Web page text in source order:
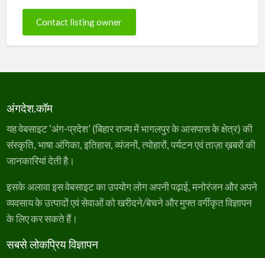
Contact listing owner
अंगदेश.कॉम
यह वेबसाइट ‘अंग-प्रदेश’ (बिहार राज्य में भागलपुर के आसपास के क्षेत्र) की
संस्कृति, भाषा अंगिका, इतिहास, व्यंजनों, त्योहारों, पर्यटन एवं ताज़ा ख़बरों की
जानकारियां देती है।
इसके अलावा इस वेबसाइट का उपयोग लोग अपनी पढ़ाई, मनोरंजन और अपने
व्यवसाय के उत्पादों एवं सेवाओं को खरीदने/बेचने और मुफ्त वर्गीकृत विज्ञापन
के लिए कर सकते हैं।
सबसे लोकप्रिय विज्ञापन